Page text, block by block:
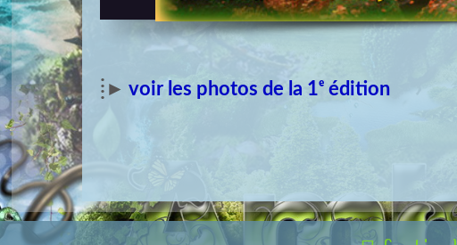
⁞► voir les photos de la 1ᵉ édition